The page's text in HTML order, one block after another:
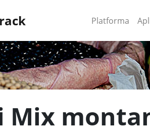
Platforma
Mix